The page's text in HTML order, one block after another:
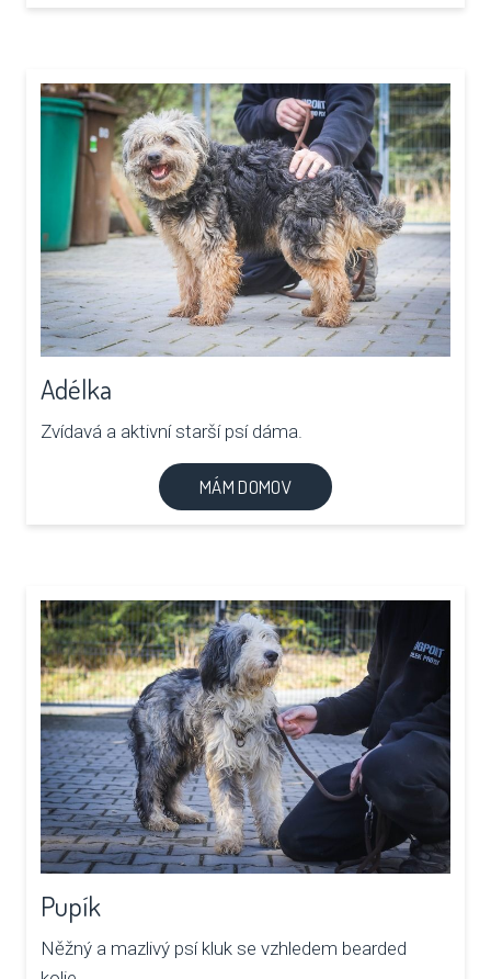
Adélka
Zvídavá a aktivní starší psí dáma.
MÁM DOMOV
Pupík
Něžný a mazlivý psí kluk se vzhledem bearded